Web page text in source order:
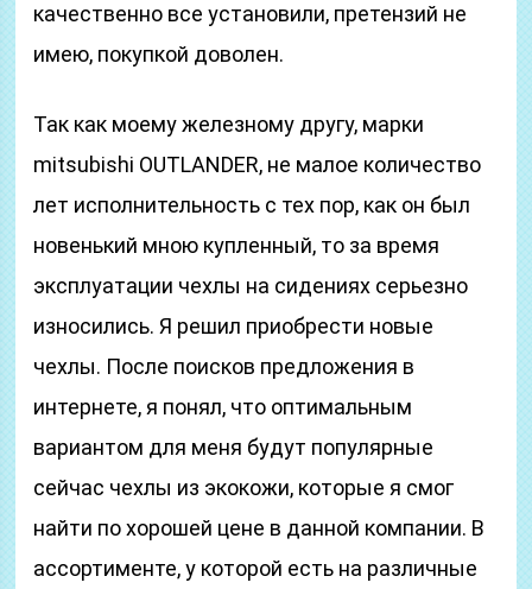
качественно все установили, претензий не
имею, покупкой доволен.
Так как моему железному другу, марки
mitsubishi OUTLANDER, не малое количество
лет исполнительность с тех пор, как он был
новенький мною купленный, то за время
эксплуатации чехлы на сидениях серьезно
износились. Я решил приобрести новые
чехлы. После поисков предложения в
интернете, я понял, что оптимальным
вариантом для меня будут популярные
сейчас чехлы из экокожи, которые я смог
найти по хорошей цене в данной компании. В
ассортименте, у которой есть на различные